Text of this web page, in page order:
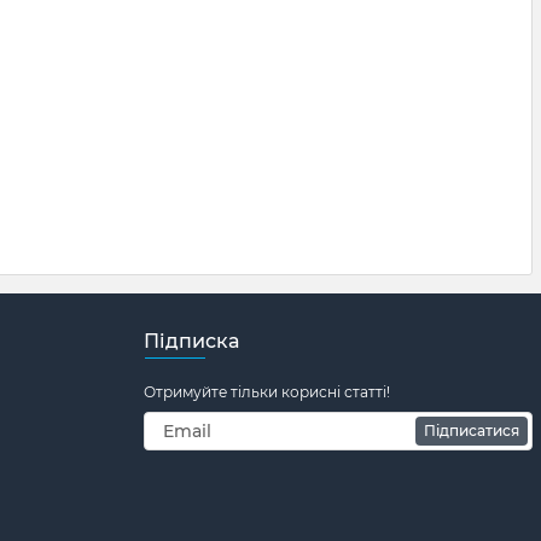
Підписка
Отримуйте тільки корисні статті!
Підписатися